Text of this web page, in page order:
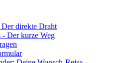
direkte Draht
- Der kurze Weg